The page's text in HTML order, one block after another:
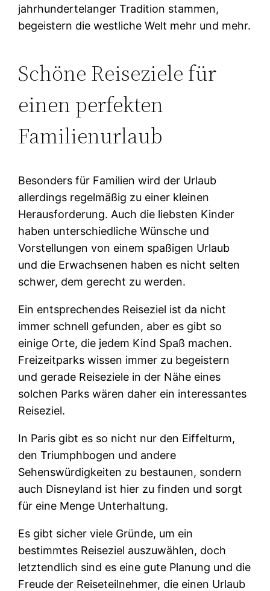
jahrhundertelanger Tradition stammen,
begeistern die westliche Welt mehr und mehr.
Schöne Reiseziele für
einen perfekten
Familienurlaub
Besonders für Familien wird der Urlaub
allerdings regelmäßig zu einer kleinen
Herausforderung. Auch die liebsten Kinder
haben unterschiedliche Wünsche und
Vorstellungen von einem spaßigen Urlaub
und die Erwachsenen haben es nicht selten
schwer, dem gerecht zu werden.
Ein entsprechendes Reiseziel ist da nicht
immer schnell gefunden, aber es gibt so
einige Orte, die jedem Kind Spaß machen.
Freizeitparks wissen immer zu begeistern
und gerade Reiseziele in der Nähe eines
solchen Parks wären daher ein interessantes
Reiseziel.
In Paris gibt es so nicht nur den Eiffelturm,
den Triumphbogen und andere
Sehenswürdigkeiten zu bestaunen, sondern
auch Disneyland ist hier zu finden und sorgt
für eine Menge Unterhaltung.
Es gibt sicher viele Gründe, um ein
bestimmtes Reiseziel auszuwählen, doch
letztendlich sind es eine gute Planung und die
Freude der Reiseteilnehmer, die einen Urlaub